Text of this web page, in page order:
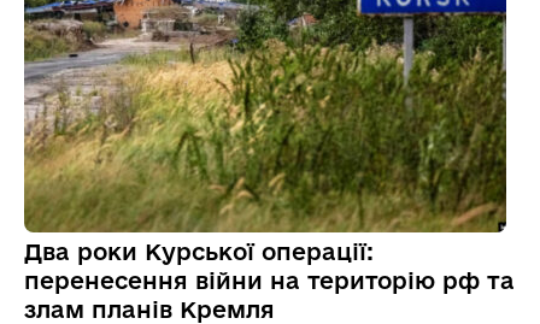
Два роки Курської операції:
перенесення війни на територію рф та
злам планів Кремля